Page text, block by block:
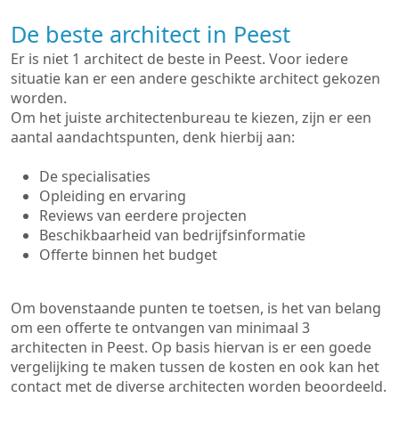
De beste architect in Peest
Er is niet 1 architect de beste in Peest. Voor iedere
situatie kan er een andere geschikte architect gekozen
worden.
Om het juiste architectenbureau te kiezen, zijn er een
aantal aandachtspunten, denk hierbij aan:
De specialisaties
Opleiding en ervaring
Reviews van eerdere projecten
Beschikbaarheid van bedrijfsinformatie
Offerte binnen het budget
Om bovenstaande punten te toetsen, is het van belang
om een offerte te ontvangen van minimaal 3
architecten in Peest. Op basis hiervan is er een goede
vergelijking te maken tussen de kosten en ook kan het
contact met de diverse architecten worden beoordeeld.